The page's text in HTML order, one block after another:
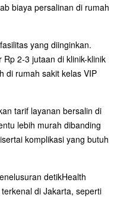
biaya persalinan di rumah
yang diinginkan.
2-3 jutaan di klinik-klinik
di rumah sakit kelas VIP
tarif layanan bersalin di
lebih murah dibanding
komplikasi yang butuh
detikHealth
di Jakarta, seperti